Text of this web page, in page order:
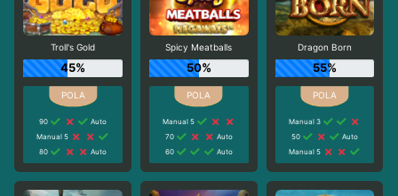
Troll's Gold
45%
90
Auto
Manual 5
80
Auto
Spicy Meatballs
50%
Manual 5
70
Auto
60
Auto
Dragon Born
55%
Manual 3
50
Auto
Manual 5